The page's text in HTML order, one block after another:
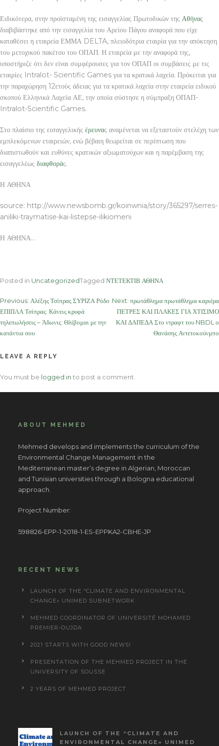
Ειδικότερα, στην προϊσταμένη της εισαγγελίας Πρωτοδικών της Αθήνας
διαβιβάστηκε από την εισαγγελία του Αρείου Πάγου αναφορά που είχε
καταθέσει η εταιρεία ΕΜΜΑ DELTA, πλειοδότρια εταιρία για την απόκτηση
του μετοχικού πακέτου του ΟΠΑΠ. Η εταιρεία με την αναφορά της,
υποστήριζε ότι δεν είναι συμφέρουσες για τον ΟΠΑΠ οι συμβάσεις με τις
εταιρίες Intralot- Scientific Games για τα κρατικά λαχεία. Πρόκειται για
την παραχώρηση 12ετούς άδειας για τα κρατικά λαχεία στην εταιρεία ειδικού
σκοπού Ελληνικά Λαχεία ΑΕ, την οποία σύστησε η σύμπραξη ΟΠΑΠ-
Intralot-Scientific Games.
Στο πλαίσιο της εισαγγελικής έρευνας αναμένεται να εξεταστούν στελέχη των
εμπλεκόμενων εταιρειών, ενώ βέβαιη θεωρείται σε περίπτωση που
διαπιστωθούν και ευθύνες κρατικών αξιωματούχων και η παρέμβαση της
εισαγγελέως διαφθοράς.
Η ΑΘΗΝΑ
source: http://www.newsbomb.gr/koinwnia/story/365297/serres-
aniliki-traymatise-kai-listepse-ilikiomeni
Η ΑΘΗΝΑ…
Posted in UncategorizedTagged ΝΤΕΤΕΚΤΙΒ ΑΘΗΝΑ
Post
navigation
Previous: Αλέξης Τσίπρας ΣΥΡΙΖΑ Ρόδο
ΕΠΙΠΛΑ Τσίπρας: Κάνεις κρυφά
τηλεπωλήσεις – Άδωνις: Θλίβομαι με την
κατάντια σου
Next: πρωτάθλημα πρωτάθλημα καριέρα
ΠΕΤΡΕΣ ΚΑΙ ΠΛΑΚΕΣ ΓΙΑ ΧΤΙΣΙΜΟ
ΚΑΙ ΔΑΠΕΔΑ Στο ντραφτ του NBDL ο
Θανάσης Αντετοκούνμπο
LEAVE A REPLY
You must be logged in to post a comment.
ABOUT MEHMED
Mehmed develops and implements the curriculum of the
Environmental Change Management in the
Mediterranean master’s degree in Algerian, Moroccan
and Tunisian universities through a Bologna educational
approach.
Project Number:
598826-EPP-1-2018-1-ES-EPPKA2-CBHE-JP
RECENT NEWS
LAUNCH OF THE “CLIMATE AND ENVIRONMENTAL
CHANGE» UNIMED SUBNETWORK
MEHMED COORDINATOR OF UNIVERSITÉ MOHAMED
PREMIER-OUJDA
2021 STARTS WITH GOOD NEWS!
PRESENTATION OF THE MEHMED PROJECT IN THE
UNIVERSITY OF SOUSSE
2 YEARS OF MEHMED PROJECT
LAUNCH OF THE “CLIMATE AND
ENVIRONMENTAL CHANGE» UNIMED